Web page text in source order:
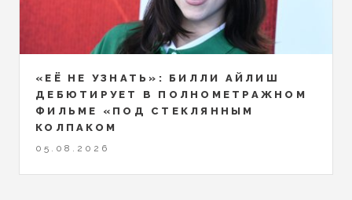
«ЕЁ НЕ УЗНАТЬ»: БИЛЛИ АЙЛИШ
ДЕБЮТИРУЕТ В ПОЛНОМЕТРАЖНОМ
ФИЛЬМЕ «ПОД СТЕКЛЯННЫМ
КОЛПАКОМ
05.08.2026